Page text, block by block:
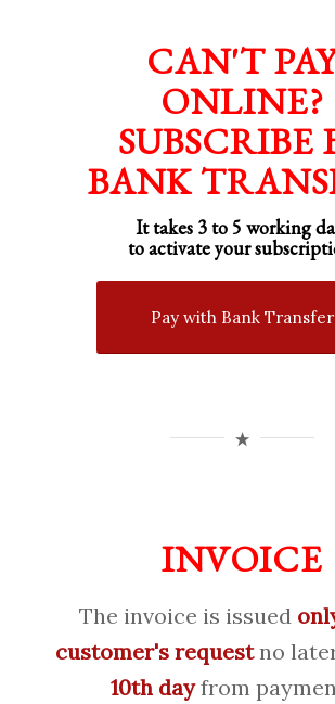
CAN'T
ONLINE?
SUBSCRIBE
BANK
It takes 3 to 5 working
to activate your
Pay with Bank Transfer
INVOICE
The invoice is issued
customer's requestno
10th dayfrom